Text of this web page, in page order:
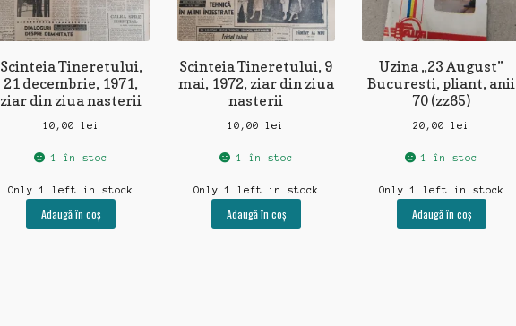
Scinteia Tineretului,
21 decembrie, 1971,
ziar din ziua nasterii
10,00 lei
1 în stoc
Only 1 left in stock
Adaugă în coș
Scinteia Tineretului, 9
mai, 1972, ziar din ziua
nasterii
10,00lei
1 în stoc
Only 1 left in stock
Adaugă în coș
Uzina „23 August”
Bucuresti, pliant, anii
70 (zz65)
20,00lei
1 în stoc
Only 1 left in stock
Adaugă în coș